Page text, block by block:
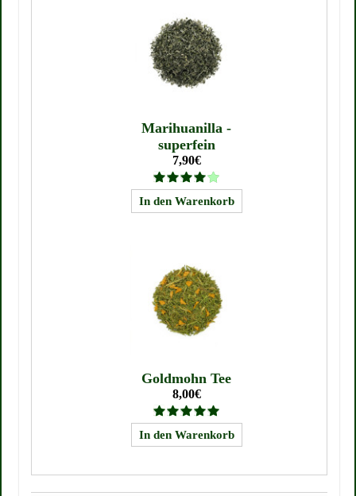
Marihuanilla -
superfein
7,90€
Goldmohn Tee
8,00€